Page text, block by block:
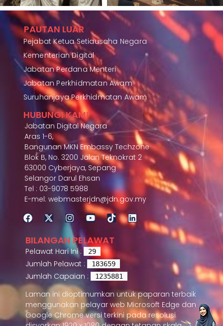
PAUTAN LUAR
Pejabat Ketua Setiausaha Negara
Kementerian Digital
Jabatan Perdana Menteri
Jabatan Perkhidmatan Awam
Suruhanjaya Perkhidmatan Awam
HUBUNGI KAMI
Jabatan Digital Negara
Aras 1-6,
Bangunan MKN Embassy Techzone
Blok B, No. 3200 Jalan Teknokrat 2
63000 Cyberjaya, Sepang
Selangor Darul Ehsan
Tel : 03-9078 5988
E-mel: webmasterjdn@jdn.gov.my
BILANGAN PELAWAT
Pelawat Hari Ini : 29
Jumlah Pelawat : 183659
Jumlah Capaian : 1235881
Laman ini dioptimumkan untuk paparan terbaik
menggunakan pelayar web Microsoft Edge dan
Google Chrome versi terkini pada resolusi